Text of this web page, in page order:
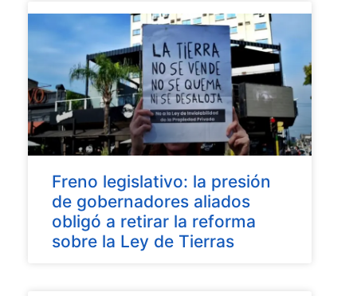
Freno legislativo: la presión
de gobernadores aliados
obligó a retirar la reforma
sobre la Ley de Tierras